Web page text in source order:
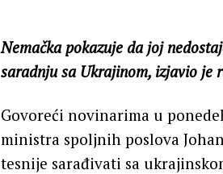
Nemačka pokazuje da joj
saradnju sa Ukrajinom, izjavio je
Govoreći novinarima u
ministra spoljnih poslova
tesnije sarađivati sa